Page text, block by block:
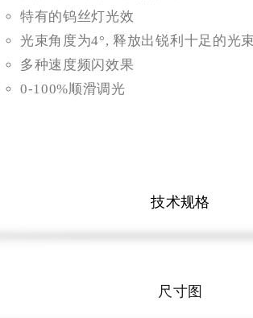
特有的钨丝灯光效
光束角度为4°, 释放出锐利十足的光束
多种速度频闪效果
0-100%顺滑调光
技术规格
尺寸图